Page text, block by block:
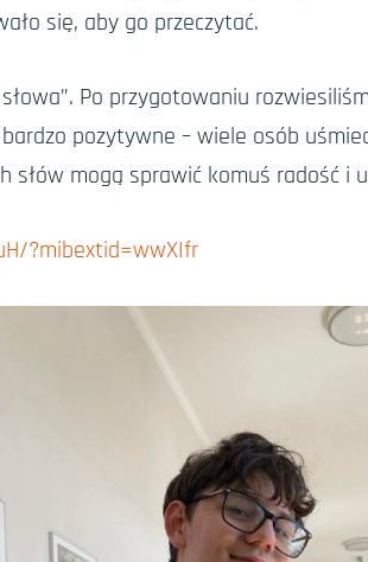
się, aby go przeczytać.
Po przygotowaniu
pozytywne – wiele osób
mogą sprawić komuś radość i
?mibextid=wwXIfr